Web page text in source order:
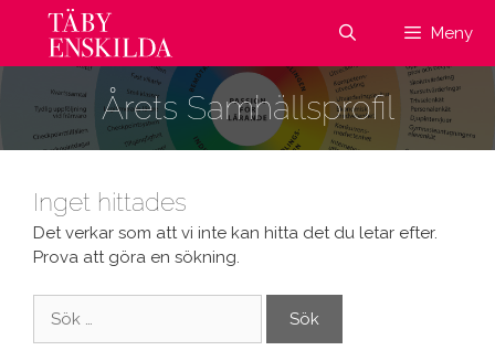
Hoppa
innehåll
Meny
Årets Samhällsprofil
Inget hittades
Det verkar som att vi inte kan hitta det du letar efter.
Prova att göra en sökning.
efter: